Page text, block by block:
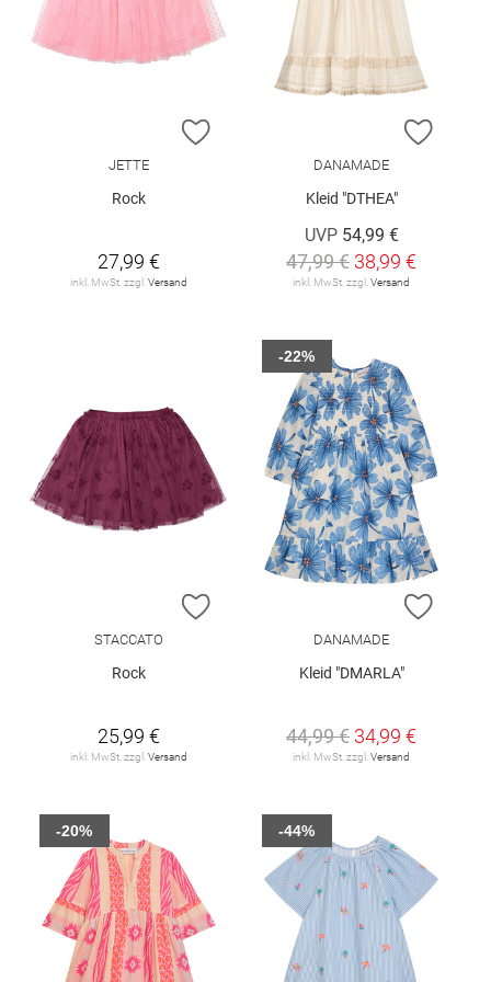
ZUR WUNSCHLISTE HINZUFÜGEN
JETTE
Rock
27,99 €
inkl. MwSt. zzgl.Versand
ZUR
DANAMADE
Kleid "DTHEA"
UVP 54,99 €
47,99 € 38,99 €
inkl. MwSt. zzgl.Versand
ZUR WUNSCHLISTE HINZUFÜGEN
STACCATO
Rock
25,99 €
inkl. MwSt. zzgl. Versand
ZUR
DANAMADE
Kleid "DMARLA"
44,99 € 34,99 €
inkl. MwSt. zzgl. Versand
-22%
-20% -44%